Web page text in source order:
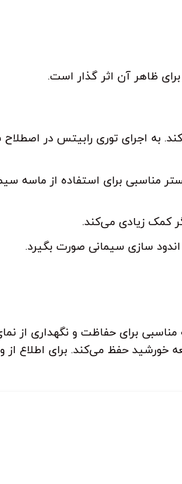
ظاهر آن اثر گذار است.
به اجرای توری رابیتس در
برای استفاده از ماسه
کمک زیادی می‌کند.
سازی سیمانی صورت بگیرد.
مناسبی برای حفاظت و نگهداری از
خورشید حفظ می‌کند. برای اطلاع از